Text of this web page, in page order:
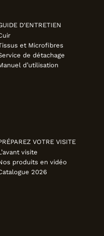
D'ENTRETIEN
et Microfibres
de détachage
d’utilisation
VOTRE VISITE
visite
produits en vidéo
2026